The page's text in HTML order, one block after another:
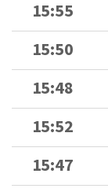
15:55
15:50
15:48
15:52
15:47